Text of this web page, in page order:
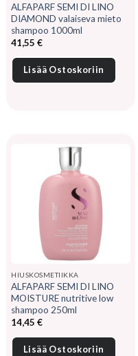
ALFAPARF SEMI DI LINO
DIAMOND valaiseva mieto
shampoo 1000ml
41,55 €
Lisää Ostoskoriin
HIUSKOSMETIIKKA
ALFAPARF SEMI DI LINO
MOISTURE nutritive low
shampoo 250ml
14,45 €
Lisää Ostoskoriin